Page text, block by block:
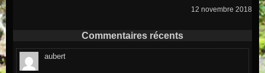
12 novembre 2018
Commentaires récents
aubert